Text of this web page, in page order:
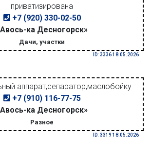
приватизирована
+7 (920) 330-02-50
ка Десногорск»
Дачи, участки
ID: 3336 18.05.2026
аппарат,сепаратор,маслобойку
+7 (910) 116-77-75
ка Десногорск»
Разное
ID: 3319 18.05.2026